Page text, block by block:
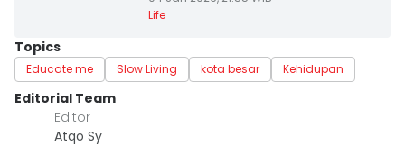
Life
Topics
Educate me Slow Living kota besar Kehidupan
Editorial Team
Editor
Atqo Sy